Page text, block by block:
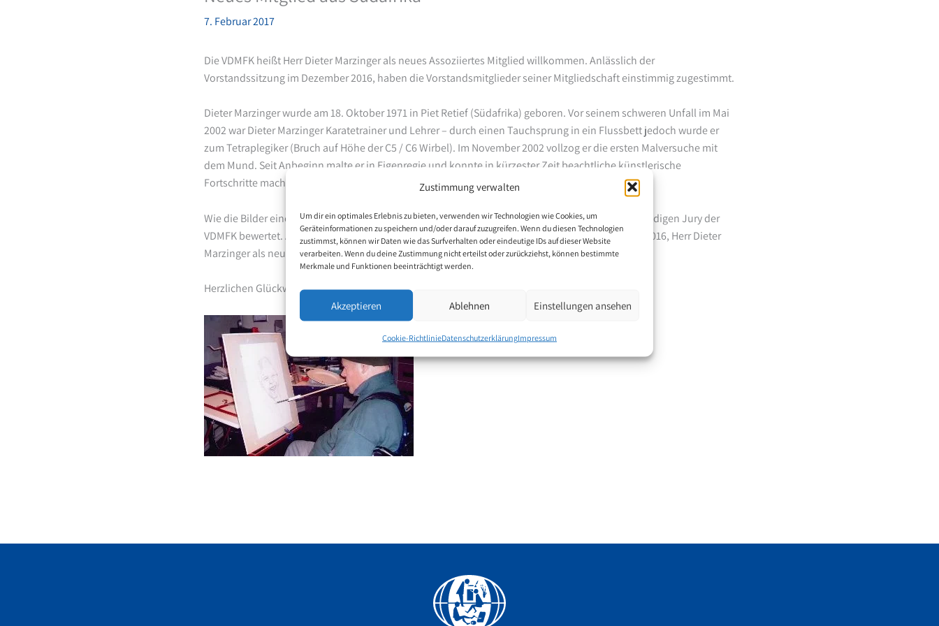
Zustimmung verwalten
Um dir ein optimales Erlebnis zu bieten, verwenden wir Technologien wie Cookies, um
Geräteinformationen zu speichern und/oder darauf zuzugreifen. Wenn du diesen Technologien
zustimmst, können wir Daten wie das Surfverhalten oder eindeutige IDs auf dieser Website
verarbeiten. Wenn du deine Zustimmung nicht erteilst oder zurückziehst, können bestimmte
Merkmale und Funktionen beeinträchtigt werden.
Akzeptieren Ablehnen Einstellungen ansehen
Cookie-RichtlinieDatenschutzerklärungImpressum
7. Februar 2017
Die VDMFK heißt Herr Dieter Marzinger als neues Assoziiertes Mitglied willkommen. Anlässlich der
Vorstandssitzung im Dezember 2016, haben die Vorstandsmitglieder seiner Mitgliedschaft einstimmig zugestimmt.
Dieter Marzinger wurde am 18. Oktober 1971 in Piet Retief (Südafrika) geboren. Vor seinem schweren Unfall im Mai
2002 war Dieter Marzinger Karatetrainer und Lehrer – durch einen Tauchsprung in ein Flussbett jedoch wurde er
zum Tetraplegiker (Bruch auf Höhe der C5 / C6 Wirbel). Im November 2002 vollzog er die ersten Malversuche mit
dem Mund. Seit Anbeginn malte er in Eigenregie und konnte in kürzester Zeit beachtliche künstlerische
Fortschritte machen. Vorzugsweise malt der Künstler Landschaften aus seiner Heimat.
Wie die Bilder eines jeden Stipendiaten, wurden auch seine Bilder alle drei Jahre von der fachkundigen Jury der
VDMFK bewertet. Aufgrund seines erlangten Malniveaus empfahl die Jury der VDMFK im Herbst 2016, Herr Dieter
Marzinger als neues Mitglied ab März 2017 aufzunehmen.
Herzlichen Glückwunsch!
Facebook
YouTube
Instagram